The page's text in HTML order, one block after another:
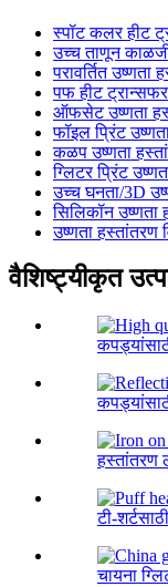
स्पॉट कलर हीट
उच्च ताणून
परावर्तित उष्णता
पफ हीट
ऑफसेट उष्णता
फॉइल प्रिंट
कळप उष्णता
ग्लिटर प्रिंट
उच्च घनता/3D
सिलिकॉन उष्णता
उष्णता हस्तांतरण
वैशिष्ट्यीकृत
हस्तांतरण
टी-
चायना